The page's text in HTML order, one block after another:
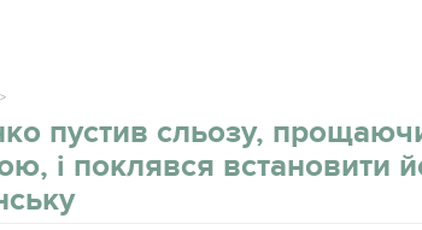
пустив сльозу,
і поклявся встановити